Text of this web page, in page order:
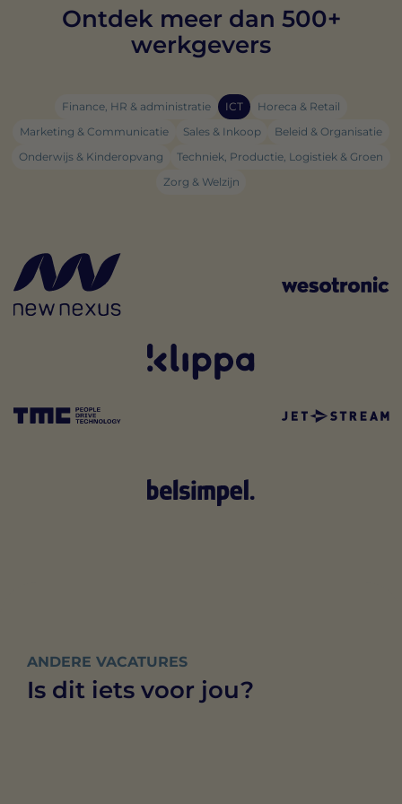
Ontdek meer dan 500+
werkgevers
Finance, HR & administratie ICT
Horeca & Retail
Marketing & Communicatie
Sales & Inkoop
Beleid & Organisatie
Onderwijs & Kinderopvang
Techniek, Productie, Logistiek & Groen
Zorg & Welzijn
ANDERE VACATURES
Is dit iets voor jou?